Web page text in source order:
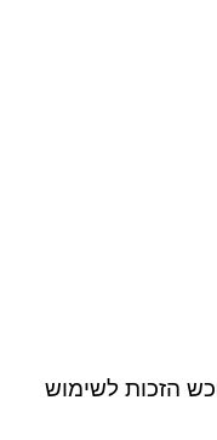
הזכות לשימוש